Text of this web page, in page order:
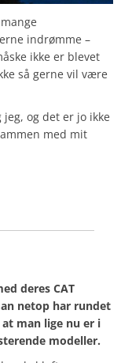
indrømme –
ikke er blevet
så gerne vil være
og det er jo ikke
med mit
deres CAT
netop har rundet
man lige nu er i
modeller.